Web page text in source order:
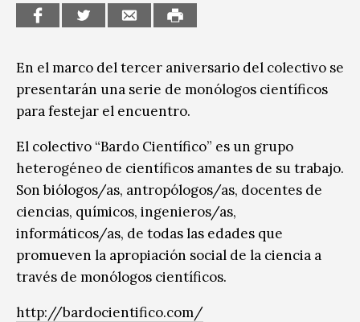
Música
En el marco del tercer aniversario del colectivo se
presentarán una serie de monólogos científicos
para festejar el encuentro.
El colectivo “Bardo Científico” es un grupo
heterogéneo de científicos amantes de su trabajo.
Son biólogos/as, antropólogos/as, docentes de
ciencias, químicos, ingenieros/as,
informáticos/as, de todas las edades que
promueven la apropiación social de la ciencia a
través de monólogos científicos.
http://bardocientifico.com/